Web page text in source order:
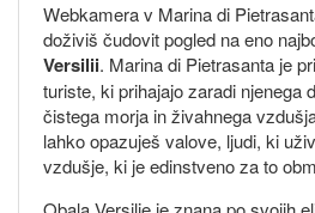
Webkamera v Marina di
doživiš čudovit pogled na eno
Versilii. Marina di Pietrasanta je
turiste, ki prihajajo zaradi njenega
čistega morja in živahnega
lahko opazuješ valove, ljudi, ki
vzdušje, ki je edinstveno za to